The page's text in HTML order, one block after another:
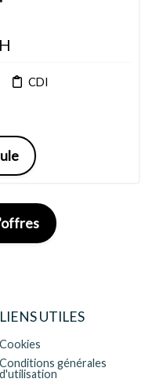
CDI
LIENS UTILES
Cookies
Conditions générales
d'utilisation